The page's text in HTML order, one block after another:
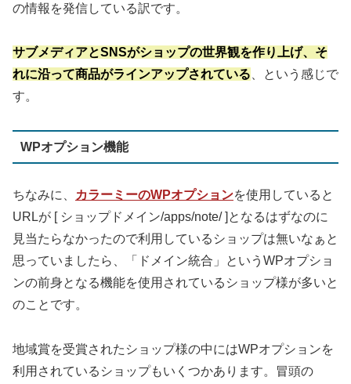
の情報を発信している訳です。
サブメディアとSNSがショップの世界観を作り上げ、そ
れに沿って商品がラインアップされている 、という感じで
す。
WPオプション機能
ちなみに、 カラーミーのWPオプションを使用していると
URLが [ ショップドメイン/apps/note/ ]となるはずなのに
見当たらなかったので利用しているショップは無いなぁと
思っていましたら、「ドメイン統合」というWPオプショ
ンの前身となる機能を使用されているショップ様が多いと
のことです。
地域賞を受賞されたショップ様の中にはWPオプションを
利用されているショップもいくつかあります。冒頭の